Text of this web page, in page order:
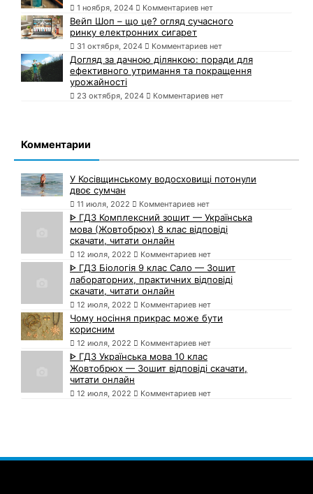
1 ноября, 2024 Комментариев нет
Вейп Шоп – що це? огляд сучасного
ринку електронних сигарет
31 октября, 2024 Комментариев нет
Догляд за дачною ділянкою: поради для
ефективного утримання та покращення
урожайності
23 октября, 2024 Комментариев нет
Комментарии
У Косівщинському водосховищі потонули
двоє сумчан
11 июля, 2022 Комментариев нет
ᐈ ГДЗ Комплексний зошит — Українська
мова (Жовтобрюх) 8 клас відповіді
скачати, читати онлайн
12 июля, 2022 Комментариев нет
ᐈ ГДЗ Біологія 9 клас Сало — Зошит
лабораторних, практичних відповіді
скачати, читати онлайн
12 июля, 2022 Комментариев нет
Чому носіння прикрас може бути
корисним
12 июля, 2022 Комментариев нет
ᐈ ГДЗ Українська мова 10 клас
Жовтобрюх — Зошит відповіді скачати,
читати онлайн
12 июля, 2022 Комментариев нет